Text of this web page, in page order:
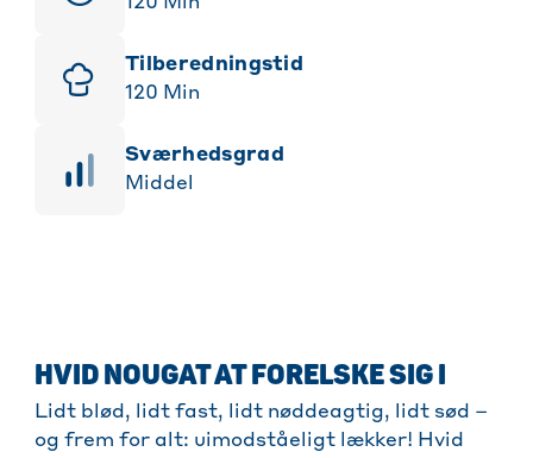
Tilberedningstid
120 Min
sværhedsgrad
Middel
HVID NOUGAT AT FORELSKE SIG I
Lidt blød, lidt fast, lidt nøddeagtig, lidt sød –
og frem for alt: uimodståeligt lækker! Hvid